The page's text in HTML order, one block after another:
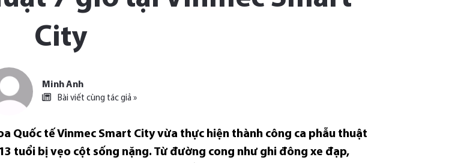
City
Minh Anh
Bài viết cùng tác giả »
Quốc tế Vinmec Smart City vừa thực hiện thành công ca phẫu thuật
tuổi bị vẹo cột sống nặng. Từ đường cong như ghi đông xe đạp,